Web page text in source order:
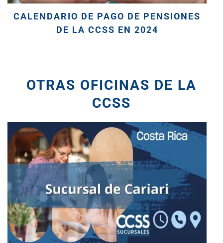
CALENDARIO DE PAGO DE PENSIONES
DE LA CCSS EN 2024
OTRAS OFICINAS DE LA
CCSS